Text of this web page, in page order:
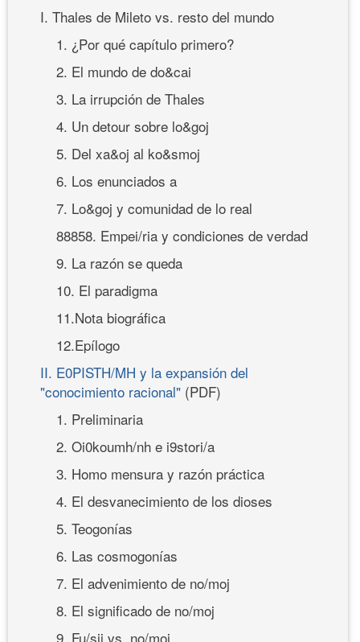
I. Thales de Mileto vs. resto del mundo
1. ¿Por qué capítulo primero?
2. El mundo de do&cai
3. La irrupción de Thales
4. Un detour sobre lo&goj
5. Del xa&oj al ko&smoj
6. Los enunciados a
7. Lo&goj y comunidad de lo real
88858. Empei/ria y condiciones de verdad
9. La razón se queda
10. El paradigma
11.Nota biográfica
12.Epílogo
II. E0PISTH/MH y la expansión del
"conocimiento racional" (PDF)
1. Preliminaria
2. Oi0koumh/nh e i9stori/a
3. Homo mensura y razón práctica
4. El desvanecimiento de los dioses
5. Teogonías
6. Las cosmogonías
7. El advenimiento de no/moj
8. El significado de no/moj
9. Fu/sij vs. no/moj